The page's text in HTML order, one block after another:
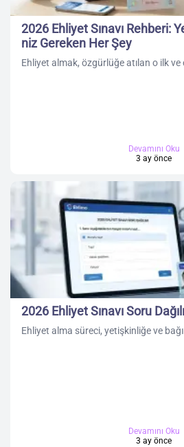
2026 Ehliyet Sınavı Rehberi:
niz Gereken Her Şey
Ehliyet almak, özgürlüğe atılan o ilk ve
Devamını Oku
3 ay önce
2026 Ehliyet Sınavı Soru
Ehliyet alma süreci, yetişkinliğe ve
Devamını Oku
3 ay önce